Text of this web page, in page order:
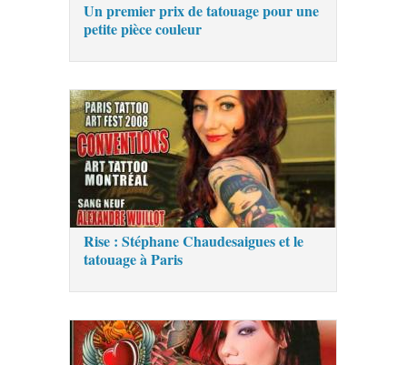
Un premier prix de tatouage pour une
petite pièce couleur
Rise : Stéphane Chaudesaigues et le
tatouage à Paris